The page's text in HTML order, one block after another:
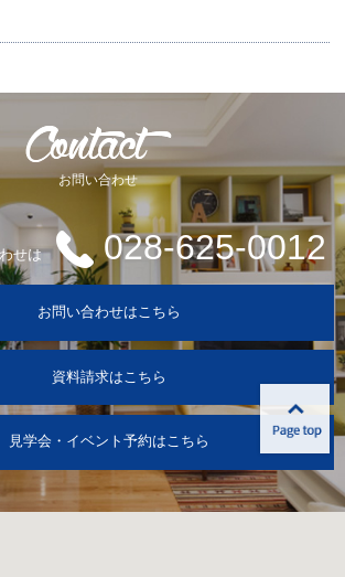
お問い合わせ
わせは 028-625-0012
お問い合わせはこちら
資料請求はこちら
見学会・イベント予約はこちら